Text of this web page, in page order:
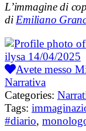
L’immagine di
diEmiliano
ilysa 14/04/2025
Avete messo
Narrativa
Categories:
Tags:
#diario,